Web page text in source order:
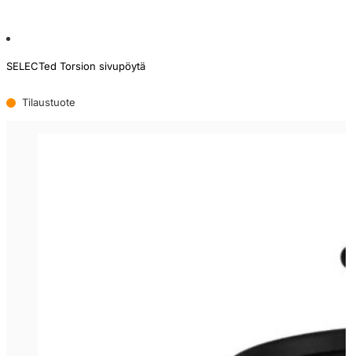
SELECTed Torsion sivupöytä
Tilaustuote